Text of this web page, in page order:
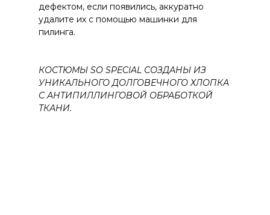
дефектом, если появились, аккуратно
удалите их с помощью машинки для
пилинга.
КОСТЮМЫ SO SPECIAL СОЗДАНЫ ИЗ
УНИКАЛЬНОГО ДОЛГОВЕЧНОГО ХЛОПКА
С АНТИПИЛЛИНГОВОЙ ОБРАБОТКОЙ
ТКАНИ.